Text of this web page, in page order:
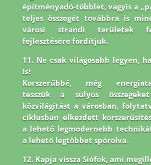
építményadó-többlet, vagyis a
teljes összegét továbbra is
városi strandi területek
fejlesztésére fordítjuk.
11. Ne csak világosabb legyen,
is!
Korszerűbbé, még
tesszük a súlyos
közvilágítást a városban,
ciklusban elkezdett
a lehető legmodernebb
a lehető legtöbbet spórolva.
12. Kapja vissza Siófok, ami